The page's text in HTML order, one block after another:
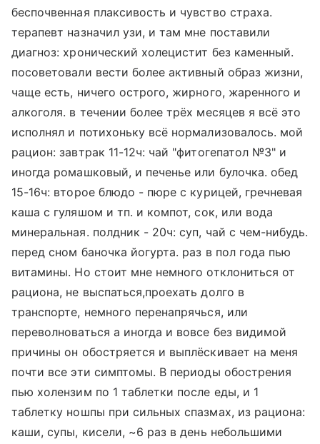
беспочвенная плаксивость и чувство страха.
терапевт назначил узи, и там мне поставили
диагноз: хронический холецистит без каменный.
посоветовали вести более активный образ жизни,
чаще есть, ничего острого, жирного, жаренного и
алкоголя. в течении более трёх месяцев я всё это
исполнял и потихоньку всё нормализовалось. мой
рацион: завтрак 11-12ч: чай "фитогепатол №3" и
иногда ромашковый, и печенье или булочка. обед
15-16ч: второе блюдо - пюре с курицей, гречневая
каша с гуляшом и тп. и компот, сок, или вода
минеральная. полдник - 20ч: суп, чай с чем-нибудь.
перед сном баночка йогурта. раз в пол года пью
витамины. Но стоит мне немного отклониться от
рациона, не выспаться,проехать долго в
транспорте, немного перенапрячься, или
переволноваться а иногда и вовсе без видимой
причины он обостряется и выплёскивает на меня
почти все эти симптомы. В периоды обострения
пью холензим по 1 таблетки после еды, и 1
таблетку ношпы при сильных спазмах, из рациона:
каши, супы, кисели, ~6 раз в день небольшими